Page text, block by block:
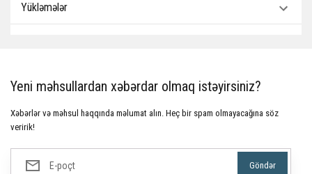
Yükləmələr
Yeni məhsullardan xəbərdar olmaq istəyirsiniz?
Xəbərlər və məhsul haqqında məlumat alın. Heç bir spam olmayacağına söz
veririk!